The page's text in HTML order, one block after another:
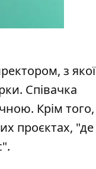
з якої
Співачка
Крім того,
проєктах, "де